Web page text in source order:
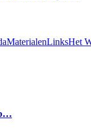
MaterialenLinksHet